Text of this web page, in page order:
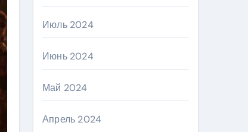
Июль 2024
Июнь 2024
Май 2024
Апрель 2024